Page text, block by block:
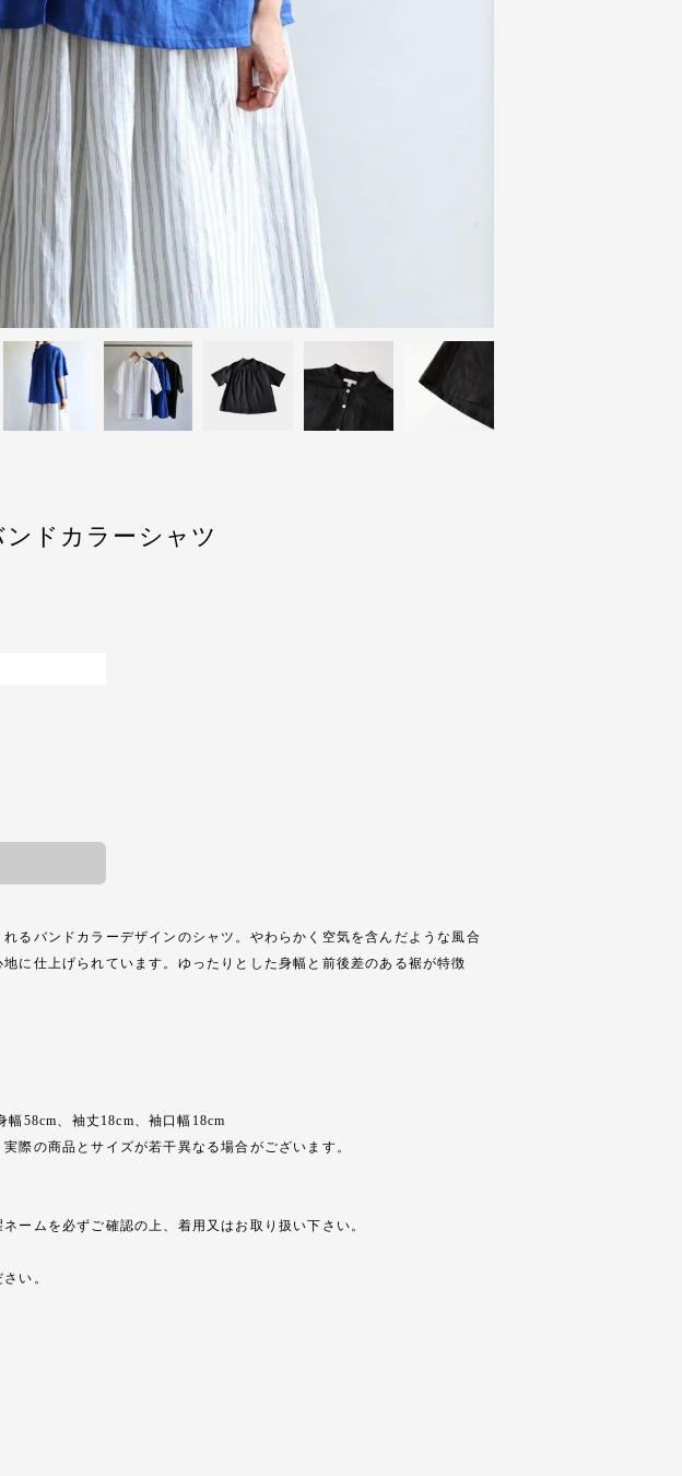
ドカラーシャツ
るバンドカラーデザインのシャツ。やわらかく空気を含んだような風合
に仕上げられています。ゆったりとした身幅と前後差のある裾が特徴
58cm、袖丈18cm、袖口幅18cm
際の商品とサイズが若干異なる場合がございます。
ームを必ずご確認の上、着用又はお取り扱い下さい。
い。